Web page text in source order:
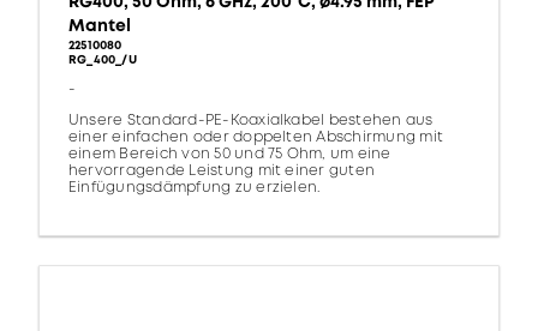
Mantel
22510080
RG_400_/U
-
Unsere Standard-PE-Koaxialkabel bestehen aus
einer einfachen oder doppelten Abschirmung mit
einem Bereich von 50 und 75 Ohm, um eine
hervorragende Leistung mit einer guten
Einfügungsdämpfung zu erzielen.